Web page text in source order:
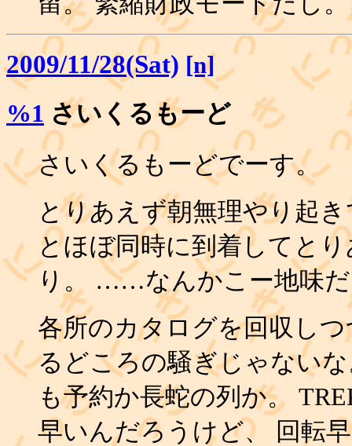
2009/11/28(Sat) [n]
%1 さいくるもーど
さいくるもーどでーす。
とりあえず朝無理やり起
とほぼ同時に到着してと
り。 ……なんかこー地味
各所のカタログを回収し
るどころの騒ぎじゃない
も予約か長蛇の列か。
早いんだろうけど、 回転